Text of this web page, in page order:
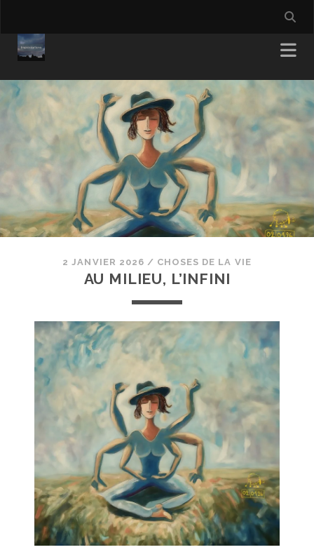
2 JANVIER 2026 / CHOSES DE LA VIE
AU MILIEU, L’INFINI